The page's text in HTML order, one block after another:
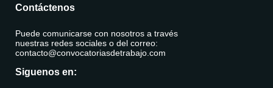
Contáctenos
Puede comunicarse con nosotros a través
nuestras redes sociales o del correo:
contacto@convocatoriasdetrabajo.com
Siguenos en: